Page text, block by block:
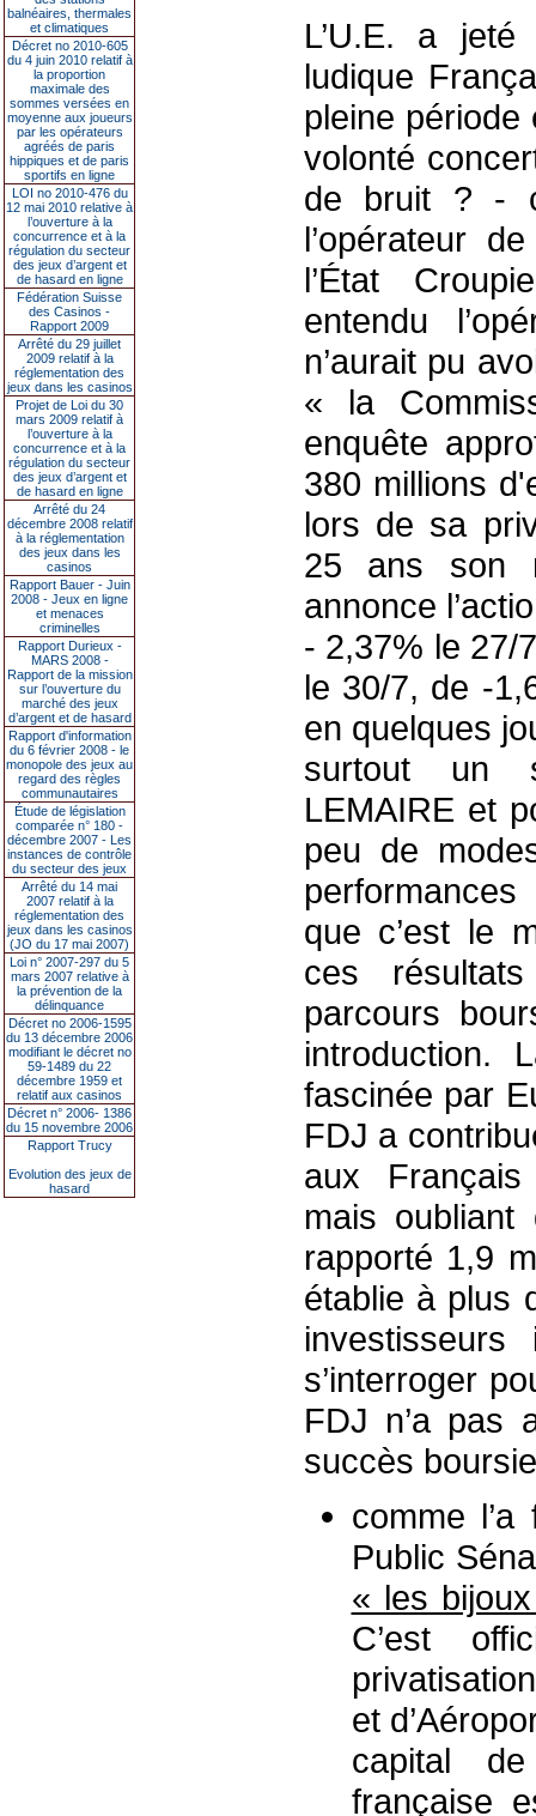
balnéaires, thermales
et climatiques
Décret no 2010-605
du 4 juin 2010 relatif à
la proportion
maximale des
sommes versées en
moyenne aux joueurs
par les opérateurs
agréés de paris
hippiques et de paris
sportifs en ligne
LOI no 2010-476 du
12 mai 2010 relative à
l’ouverture à la
concurrence et à la
régulation du secteur
des jeux d’argent et
de hasard en ligne
Fédération Suisse
des Casinos -
Rapport 2009
Arrêté du 29 juillet
2009 relatif à la
réglementation des
jeux dans les casinos
Projet de Loi du 30
mars 2009 relatif à
l’ouverture à la
concurrence et à la
régulation du secteur
des jeux d’argent et
de hasard en ligne
Arrêté du 24
décembre 2008 relatif
à la réglementation
des jeux dans les
casinos
Rapport Bauer - Juin
2008 - Jeux en ligne
et menaces
criminelles
Rapport Durieux -
MARS 2008 -
Rapport de la mission
sur l’ouverture du
marché des jeux
d’argent et de hasard
Rapport d'information
du 6 février 2008 - le
monopole des jeux au
regard des règles
communautaires
Étude de législation
comparée n° 180 -
décembre 2007 - Les
instances de contrôle
du secteur des jeux
Arrêté du 14 mai
2007 relatif à la
réglementation des
jeux dans les casinos
(JO du 17 mai 2007)
Loi n° 2007-297 du 5
mars 2007 relative à
la prévention de la
délinquance
Décret no 2006-1595
du 13 décembre 2006
modifiant le décret no
59-1489 du 22
décembre 1959 et
relatif aux casinos
Décret n° 2006- 1386
du 15 novembre 2006
Rapport Trucy
Evolution des jeux de
hasard
L’U.E. a
ludique
pleine
volonté
de bruit ? -
l’opérateur
l’État
entendu
n’aurait pu
« la
enquête
380 millions
lors de sa
25 ans son
annonce
- 2,37% le 27/
le 30/7, de -
en quelques
surtout un
LEMAIRE et
peu de
que c’est le
ces
parcours
introduction.
fascinée par
FDJ a
aux
mais oubliant
rapporté 1,9
établie à plus
s’interroger
FDJ n’a pas
succès
comme
Public
« les
C’est
et
capital
française